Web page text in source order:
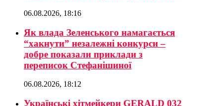
06.08.2026, 18:16
Як влада Зеленського намагається
“хакнути” незалежні конкурси –
добре показали приклади з
переписок Стефанішиної
06.08.2026, 18:12
Українські хітмейкери GERALD 032